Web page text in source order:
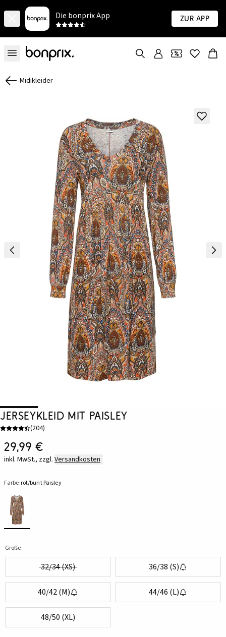
Die bonprix App Zur App
Midikleider
Jerseykleid mit Paisley
(204)
29,99 €
inkl. MwSt., zzgl. Versandkosten
Farbe:rot/bunt Paisley
Größe:
32/34 (XS) 36/38 (S)
40/42 (M) 44/46 (L)
48/50 (XL)